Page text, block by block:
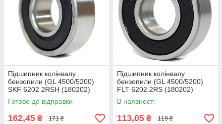
Підшипник колінвалу
бензопили (GL 4500/5200)
SKF 6202 2RSH (180202)
Промислова упаковка
(15x35x11)
Готово до відправки
162,45 ₴ 171 ₴
Підшипник колінвалу
бензопили (GL 4500/5200)
FLT 6202 2RS (180202)
(15x35x11)
В наявності
113,05 ₴ 119 ₴